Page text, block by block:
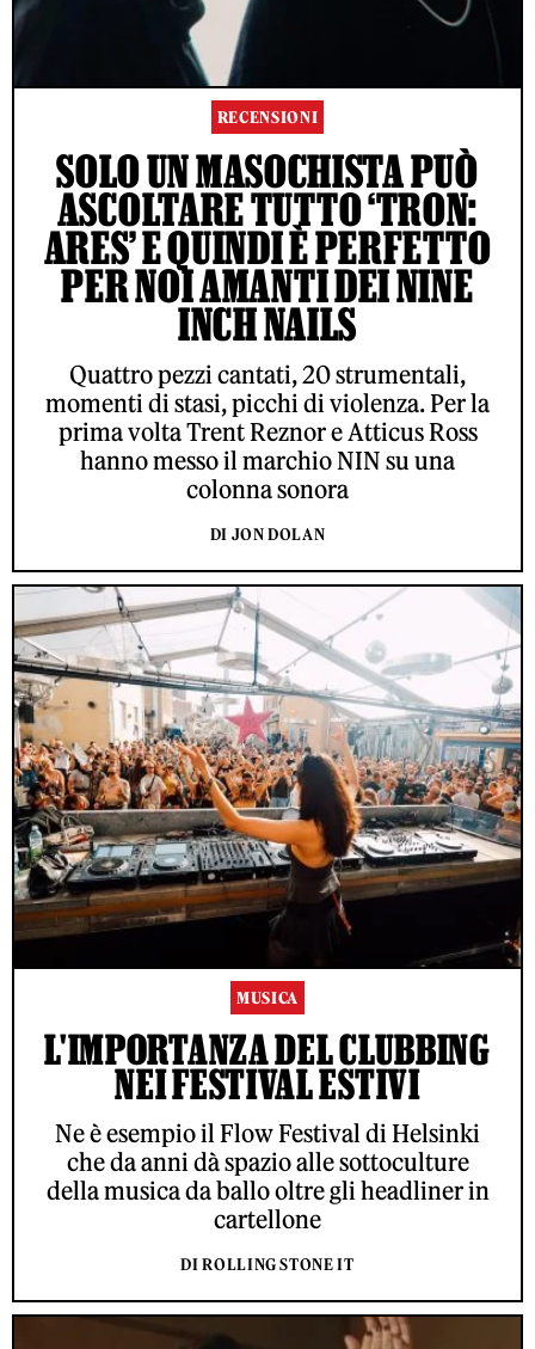
RECENSIONI
SOLO UN MASOCHISTA PUÒ
ASCOLTARE TUTTO ‘TRON:
ARES’ E QUINDI È PERFETTO
PER NOI AMANTI DEI NINE
INCH NAILS
Quattro pezzi cantati, 20 strumentali,
momenti di stasi, picchi di violenza. Per la
prima volta Trent Reznor e Atticus Ross
hanno messo il marchio NIN su una
colonna sonora
DI JON DOLAN
MUSICA
L'IMPORTANZA DEL CLUBBING
NEI FESTIVAL ESTIVI
Ne è esempio il Flow Festival di Helsinki
che da anni dà spazio alle sottoculture
della musica da ballo oltre gli headliner in
cartellone
DI ROLLING STONE IT